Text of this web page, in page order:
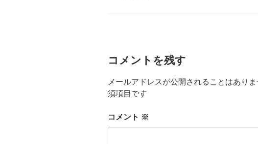
コメントを残す
メールアドレスが公開されることはありま
須項目です
コメント ※